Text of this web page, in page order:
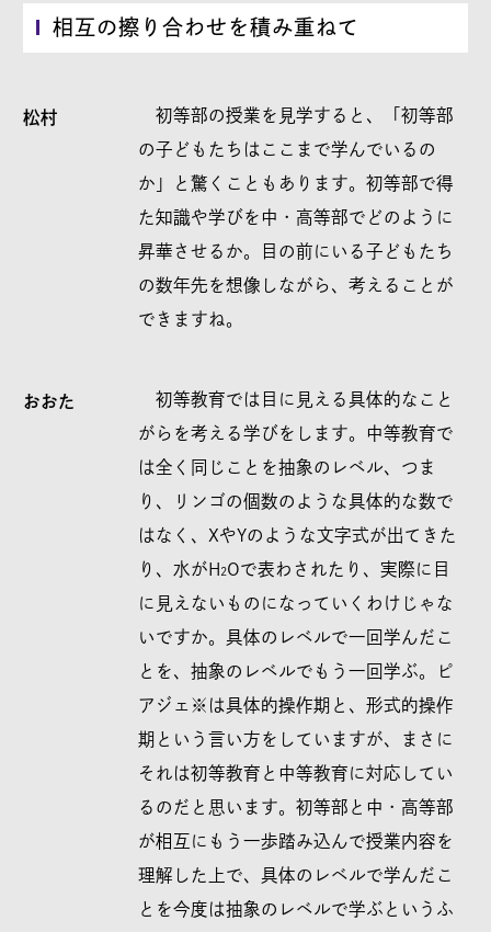
相互の擦り合わせを積み重ねて
松村
初等部の授業を見学すると、「初等部
の子どもたちはここまで学んでいるの
か」と驚くこともあります。初等部で得
た知識や学びを中・高等部でどのように
昇華させるか。目の前にいる子どもたち
の数年先を想像しながら、考えることが
できますね。
おおた
初等教育では目に見える具体的なこと
がらを考える学びをします。中等教育で
は全く同じことを抽象のレベル、つま
り、リンゴの個数のような具体的な数で
はなく、XやYのような文字式が出てきた
り、水がH 2Oで表わされたり、実際に目
に見えないものになっていくわけじゃな
いですか。具体のレベルで一回学んだこ
とを、抽象のレベルでもう一回学ぶ。ピ
アジェ※は具体的操作期と、形式的操作
期という言い方をしていますが、まさに
それは初等教育と中等教育に対応してい
るのだと思います。初等部と中・高等部
が相互にもう一歩踏み込んで授業内容を
理解した上で、具体のレベルで学んだこ
とを今度は抽象のレベルで学ぶというふ